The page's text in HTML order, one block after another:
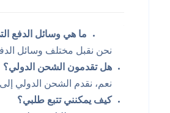
ما هي وسائل الدفع
نحن نقبل مختلف وسائل
هل تقدمون الشحن الدولي؟
نعم، نقدم الشحن الدولي
كيف يمكنني تتبع طلبي؟